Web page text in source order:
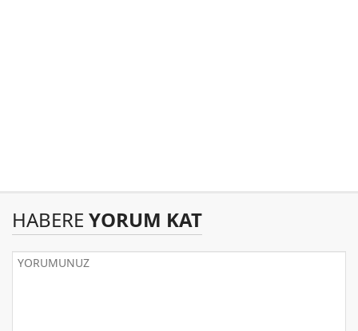
HABERE YORUM KAT